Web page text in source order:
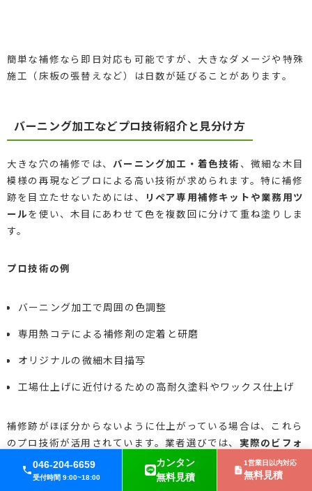
046-204-6659
受付時間 9:00~18:00
カンタン
無料見積
1営業日以内対応
無料見積
簡単な補修なら即日対応も可能ですが、大きなダメージや特殊
施工（床板の張替えなど）は日数が延びることがあります。
バーニング加工などプロ技術紹介と見分け方
大きな穴の補修では、 バーニング加工・着色技術 、微細な木目
模様の再現などプロによる高い技術が求められます。特に補修
跡を目立たせないためには、
リペア専用補修キットや業務用ツ
ールを使い、木目にあわせて色を複数回に分けて重ね塗りしま
す。
プロ技術の例
バーニング加工で周囲の色調整
専用熱コテによる補修剤の定着と研磨
オリジナルの微細木目描写
工場仕上げに近付けるための高耐久塗料やワックス仕上げ
補修跡がほぼ分からないように仕上がっている場合は、これら
のプロ技術が活用されています。業者選びでは、 実際のビフォ
ーアフター写真や作業工程の説明がしっかりしているかをチェ
ックするとよいでしょう。